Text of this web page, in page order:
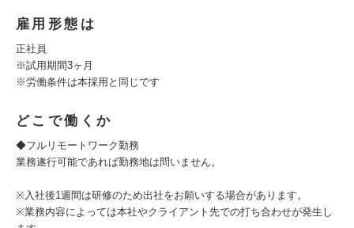
雇用形態は
正社員
※試用期間3ヶ月
※労働条件は本採用と同じです
どこで働くか
◆フルリモートワーク勤務
業務遂行可能であれば勤務地は問いません。
※入社後1週間は研修のため出社をお願いする場合があります。
※業務内容によっては本社やクライアント先での打ち合わせが発生し